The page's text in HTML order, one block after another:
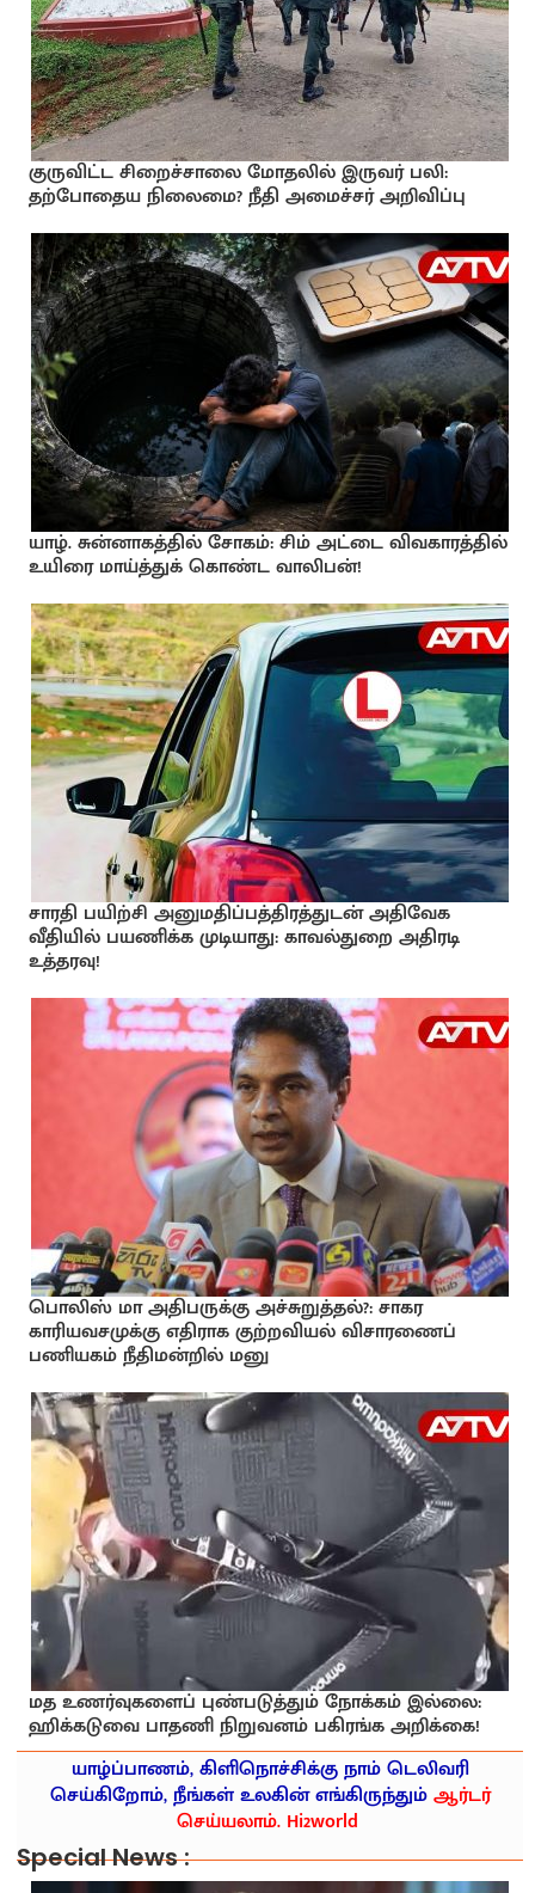
குருவிட்ட சிறைச்சாலை மோதலில் இருவர் பலி:
தற்போதைய நிலைமை? நீதி அமைச்சர் அறிவிப்பு
யாழ். சுன்னாகத்தில் சோகம்: சிம் அட்டை விவகாரத்தில்
உயிரை மாய்த்துக் கொண்ட வாலிபன்!
சாரதி பயிற்சி அனுமதிப்பத்திரத்துடன் அதிவேக
வீதியில் பயணிக்க முடியாது: காவல்துறை அதிரடி
உத்தரவு!
பொலிஸ் மா அதிபருக்கு அச்சுறுத்தல்?: சாகர
காரியவசமுக்கு எதிராக குற்றவியல் விசாரணைப்
பணியகம் நீதிமன்றில் மனு
மத உணர்வுகளைப் புண்படுத்தும் நோக்கம் இல்லை:
ஹிக்கடுவை பாதணி நிறுவனம் பகிரங்க அறிக்கை!
யாழ்ப்பாணம், கிளிநொச்சிக்கு நாம் டெலிவரி
செய்கிறோம், நீங்கள் உலகின் எங்கிருந்தும்ஆர்டர்
செய்யலாம். Hi2world
Special News :